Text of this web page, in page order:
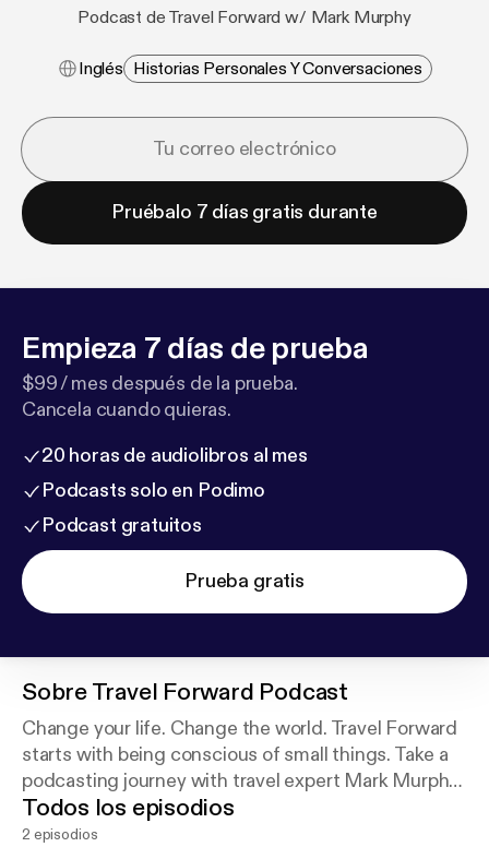
Podcast de Travel Forward w/ Mark Murphy
Inglés Historias Personales Y Conversaciones
Pruébalo 7 días gratis durante
Empieza 7 días de prueba
$99 / mes después de la prueba.
Cancela cuando quieras.
20 horas de audiolibros al mes
Podcasts solo en Podimo
Podcast gratuitos
Prueba gratis
SobreTravel Forward Podcast
Change your life. Change the world. Travel Forward
starts with being conscious of small things. Take a
podcasting journey with travel expert Mark Murphy
as he loads up the airwaves with Travel Forward
moments.
Todos los episodios
2 episodios